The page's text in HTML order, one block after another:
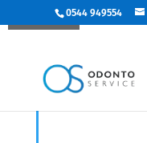
0544 949554
Richiedi prezzo